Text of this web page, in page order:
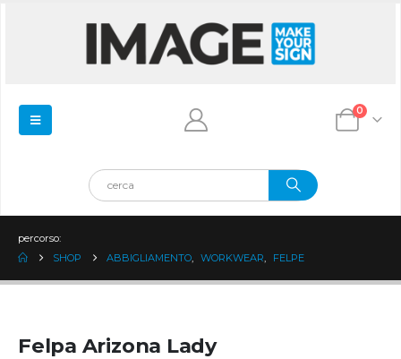
0
percorso:
SHOP
ABBIGLIAMENTO WORKWEAR FELPE
Felpa Arizona Lady